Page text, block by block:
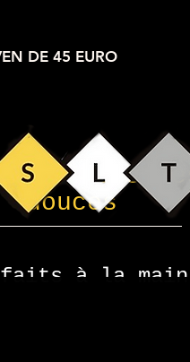
DE 45 EURO
choses
douces
à la main